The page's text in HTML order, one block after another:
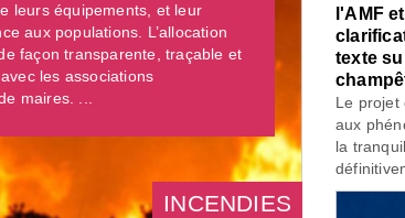
leurs équipements, et leur
aux populations. L’allocation
façon transparente, traçable et
les associations
maires. ...
INCENDIES
l'AMF
texte
Le projet
aux
la